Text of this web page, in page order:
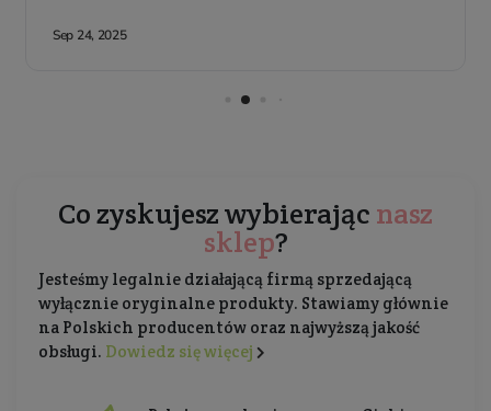
Co zyskujesz wybierając nasz
sklep?
Jesteśmy legalnie działającą firmą sprzedającą
wyłącznie oryginalne produkty. Stawiamy głównie
na Polskich producentów oraz najwyższą jakość
obsługi. Dowiedz się więcej